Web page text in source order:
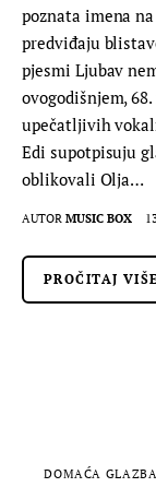
poznata imena
predviđaju
pjesmi Ljubav
ovogodišnjem,
upečatljivih
Edi supotpisuju
oblikovali Olja…
AUTOR MUSIC BOX
PROČITAJ VIŠE
DOMAĆA GLAZBA